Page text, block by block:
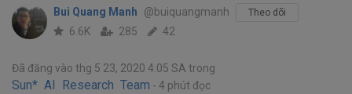
Bui Quang Manh @buiquangmanh Theo dõi
6.6K 285 42
Đã đăng vào thg 5 23, 2020 4:05 SA trong
Sun* AI Research Team 4 phút đọc